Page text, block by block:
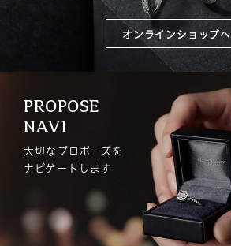
オンラインショップへ
PROPOSE
NAVI
大切なプロポーズを
ナビゲートします